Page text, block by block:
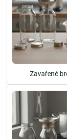
Zavařené